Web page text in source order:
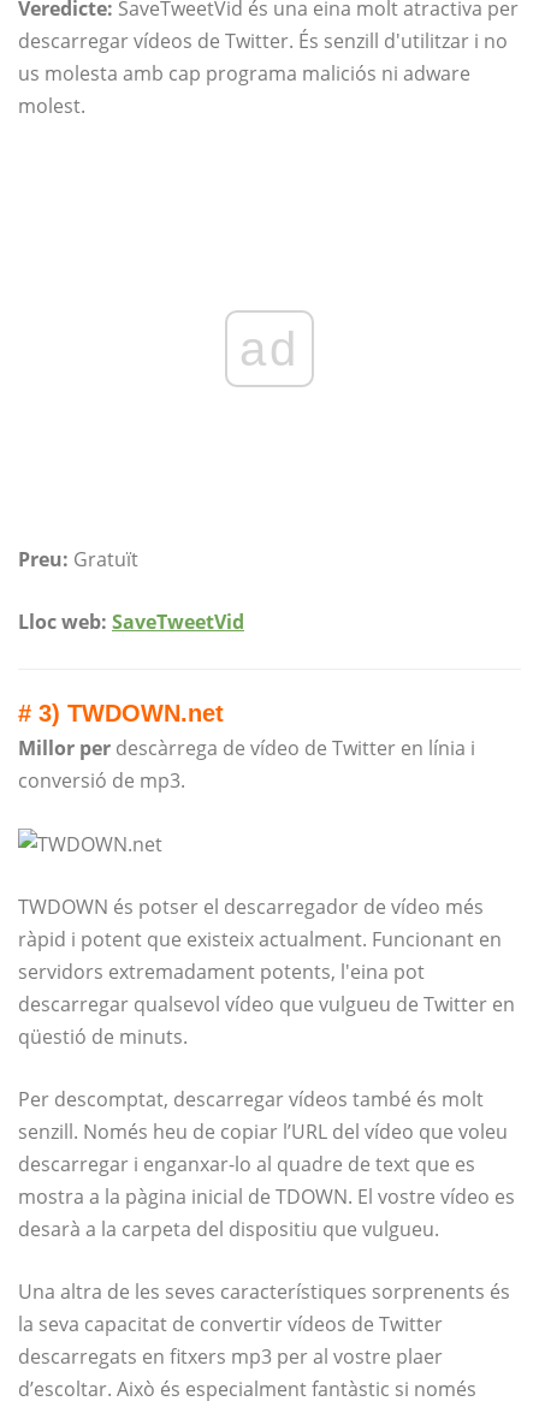
Veredicte: SaveTweetVid és una eina molt atractiva per
descarregar vídeos de Twitter. És senzill d'utilitzar i no
us molesta amb cap programa maliciós ni adware
molest.
ad
Preu: Gratuït
Lloc web: SaveTweetVid
# 3) TWDOWN.net
Millor per descàrrega de vídeo de Twitter en línia i
conversió de mp3.
TWDOWN és potser el descarregador de vídeo més
ràpid i potent que existeix actualment. Funcionant en
servidors extremadament potents, l'eina pot
descarregar qualsevol vídeo que vulgueu de Twitter en
qüestió de minuts.
Per descomptat, descarregar vídeos també és molt
senzill. Només heu de copiar l’URL del vídeo que voleu
descarregar i enganxar-lo al quadre de text que es
mostra a la pàgina inicial de TDOWN. El vostre vídeo es
desarà a la carpeta del dispositiu que vulgueu.
Una altra de les seves característiques sorprenents és
la seva capacitat de convertir vídeos de Twitter
descarregats en fitxers mp3 per al vostre plaer
d’escoltar. Això és especialment fantàstic si només